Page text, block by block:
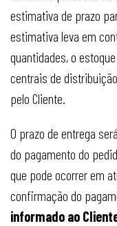
estimativa de prazo
estimativa leva em
quantidades, o
centrais de
pelo Cliente.
O prazo de entrega
do pagamento do
que pode ocorrer em
confirmação do
informado ao